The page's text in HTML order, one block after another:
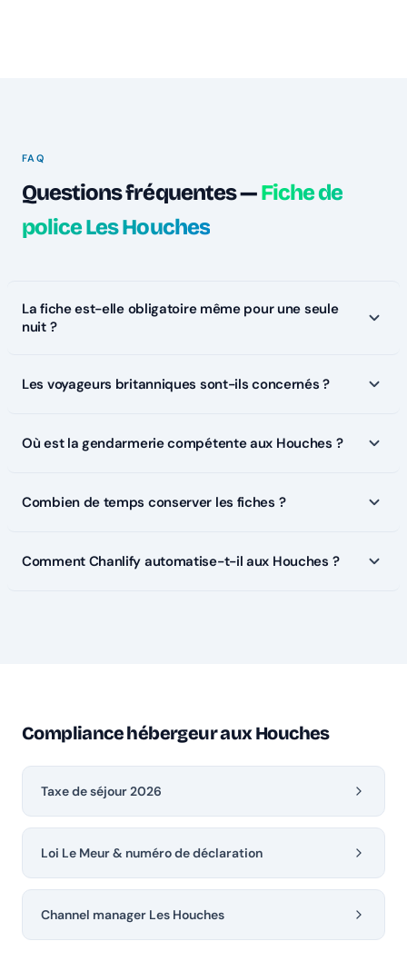
FAQ
Questions fréquentes —Fiche de
police Les Houches
La fiche est-elle obligatoire même pour une seule
nuit ?
Les voyageurs britanniques sont-ils concernés ?
Où est la gendarmerie compétente aux Houches ?
Combien de temps conserver les fiches ?
Comment Chanlify automatise-t-il aux Houches ?
Compliance hébergeur aux Houches
Taxe de séjour 2026
Loi Le Meur & numéro de déclaration
Channel manager Les Houches